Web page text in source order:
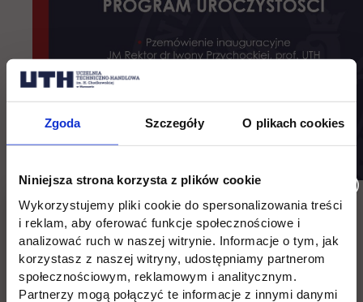
Zgoda Szczegóły O plikach cookies
Niniejsza strona korzysta z plików cookie
Wykorzystujemy pliki cookie do spersonalizowania treści
i reklam, aby oferować funkcje społecznościowe i
analizować ruch w naszej witrynie. Informacje o tym, jak
korzystasz z naszej witryny, udostępniamy partnerom
społecznościowym, reklamowym i analitycznym.
Partnerzy mogą połączyć te informacje z innymi danymi
Lokacja: Aula imienia profesora Józefa Jury przy ul.
Jagiellońskiej 82D w Warszawie